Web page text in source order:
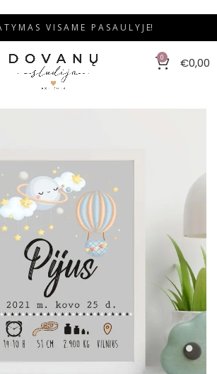
T Y M A S V I S A M E P A S A U L Y J E!
0 €0,00